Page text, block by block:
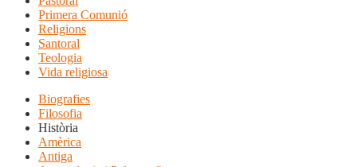
Primera Comunió
Religions
Santoral
Teologia
Vida religiosa
Biografies
Filosofia
Història
Amèrica
Antiga